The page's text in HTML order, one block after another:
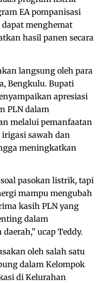
EA pompanisasi
menghemat
hasil panen secara
langsung oleh para
Bengkulu. Bupati
apresiasi
PLN dalam
melalui pemanfaatan
sawah dan
meningkatkan
pasokan listrik, tapi
mampu mengubah
kasih PLN yang
dalam
ucap Teddy.
oleh salah satu
dalam Kelompok
di Kelurahan